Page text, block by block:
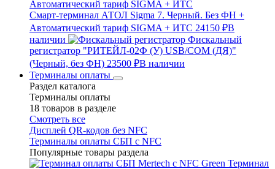
Смарт-терминал АТОЛ Sigma 7. Черный. Без ФН +
Автоматический тариф SIGMA + ИТС 24150 ₽В
наличии
Фискальный
регистратор "РИТЕЙЛ-02Ф (У) USB/COM (ДЯ)"
(Черный, без ФН) 23500 ₽В наличии
Терминалы оплаты
Раздел каталога
Терминалы оплаты
18 товаров в разделе
Смотреть все
Дисплей QR-кодов без NFC
Терминалы оплаты СБП с NFC
Популярные товары раздела
Терминал